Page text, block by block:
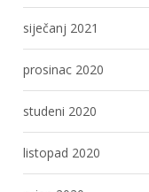
siječanj 2021
prosinac 2020
studeni 2020
listopad 2020